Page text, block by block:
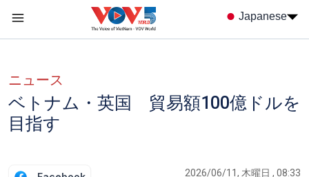
Japanese
ニュース
ベトナム・英国 貿易額100億ドルを
目指す
2026/06/11, 木曜日 , 08:33